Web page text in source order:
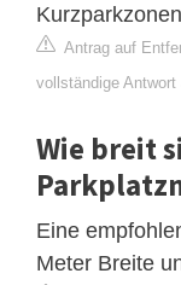
Antrag auf
vollständige
Wie breit
Eine
Meter Breite